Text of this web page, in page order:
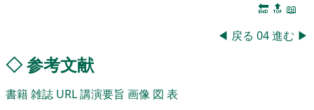
🔚 🔝 📖
◀ 戻る 04進む ▶
◇参考文献
書籍雑誌 URL講演要旨 画像 図 表